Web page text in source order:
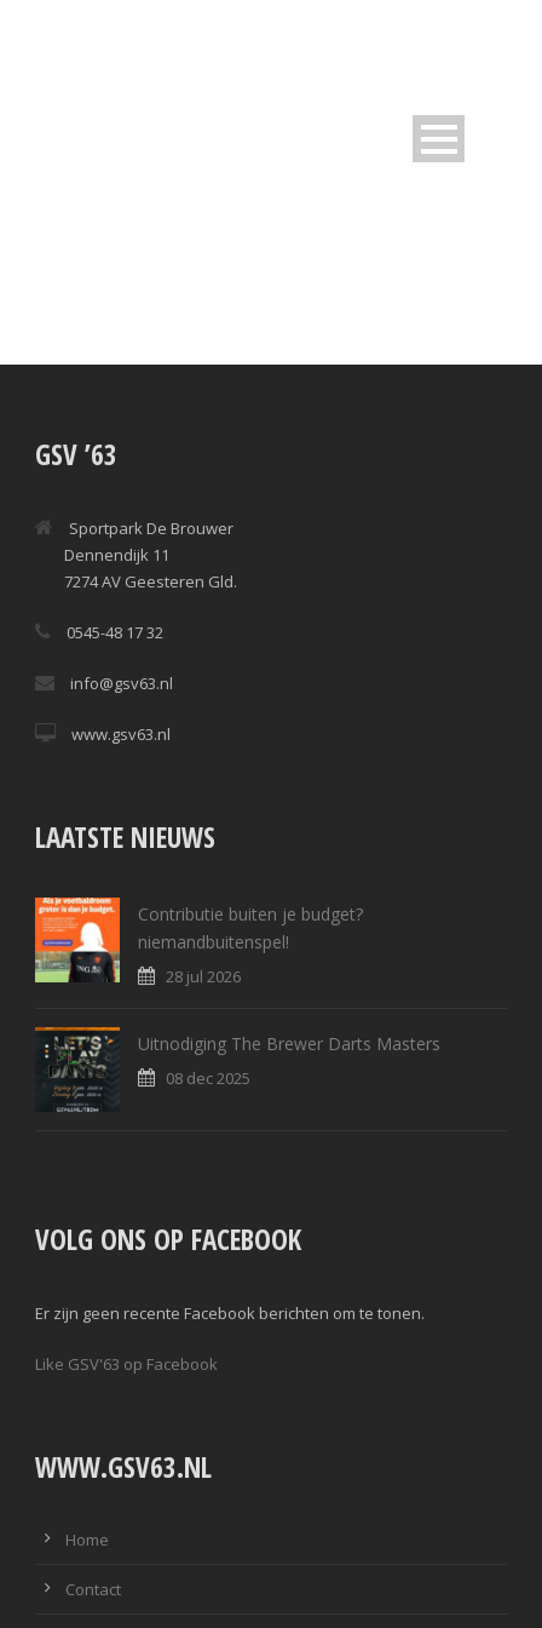
GSV ’63
Sportpark De Brouwer
Dennendijk 11
7274 AV Geesteren Gld.
0545-48 17 32
info@gsv63.nl
www.gsv63.nl
LAATSTE NIEUWS
Contributie buiten je budget?
niemandbuitenspel!
28 jul 2026
Uitnodiging The Brewer Darts Masters
08 dec 2025
VOLG ONS OP FACEBOOK
Er zijn geen recente Facebook berichten om te tonen.
Like GSV'63 op Facebook
WWW.GSV63.NL
Home
Contact